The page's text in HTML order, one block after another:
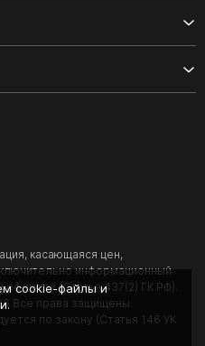
касающаяся цен,
информационный
офертой (Статья 437(2) ГК РФ).
Все права защищены.
по закону (Статья 146 УК
cookie-файлы и